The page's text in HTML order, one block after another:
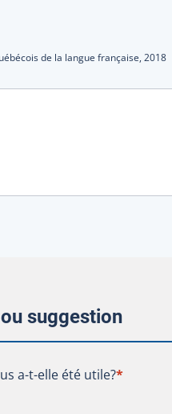
de la langue française, 2018
suggestion
a-t-elle été utile?
a-t-elle été utile?*